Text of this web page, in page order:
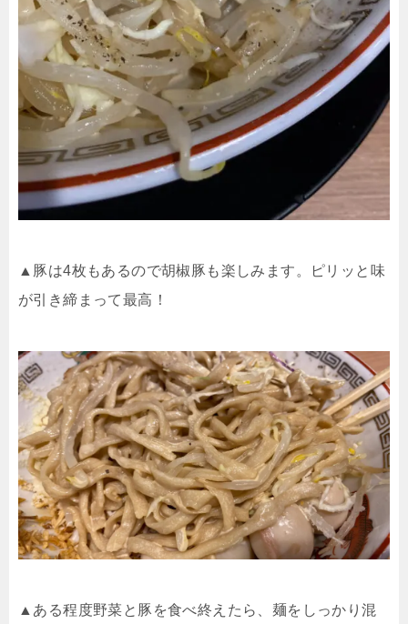
▲豚は4枚もあるので胡椒豚も楽しみます。ピリッと味
が引き締まって最高！
▲ある程度野菜と豚を食べ終えたら、麺をしっかり混